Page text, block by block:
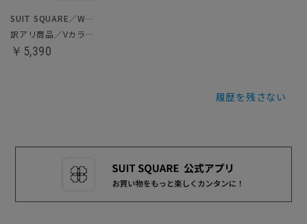
SUIT SQUARE／WHITE
訳アリ商品／Vカラージャケット
￥5,390
履歴を残さない